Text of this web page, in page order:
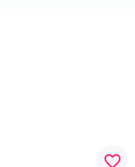
favorite_border